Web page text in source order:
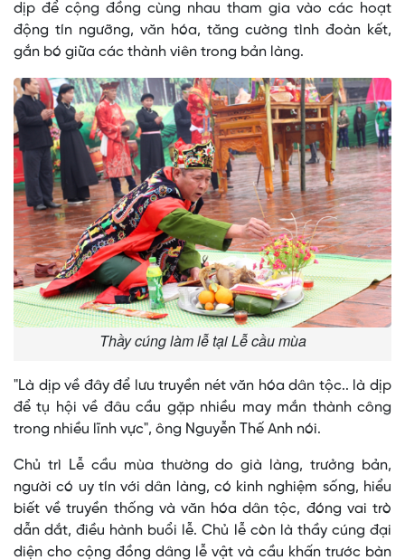
dịp để cộng đồng cùng nhau tham gia vào các hoạt
động tín ngưỡng, văn hóa, tăng cường tình đoàn kết,
gắn bó giữa các thành viên trong bản làng.
Thầy cúng làm lễ tại Lễ cầu mùa
"Là dịp về đây để lưu truyền nét văn hóa dân tộc.. là dịp
để tụ hội về đâu cầu gặp nhiều may mắn thành công
trong nhiều lĩnh vực", ông Nguyễn Thế Anh nói.
Chủ trì Lễ cầu mùa thường do già làng, trưởng bản,
người có uy tín với dân làng, có kinh nghiệm sống, hiểu
biết về truyền thống và văn hóa dân tộc, đóng vai trò
dẫn dắt, điều hành buổi lễ. Chủ lễ còn là thầy cúng đại
diện cho cộng đồng dâng lễ vật và cầu khấn trước bàn